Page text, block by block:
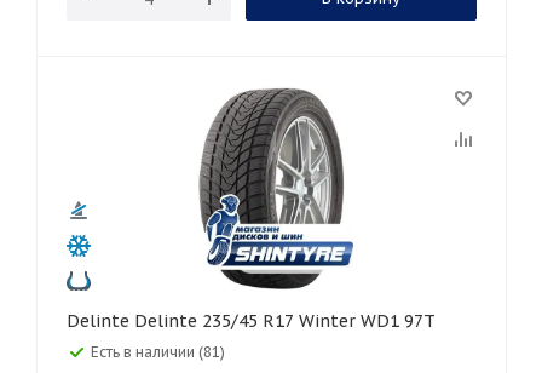
Delinte Delinte 235/45 R17 Winter WD1 97T
Есть в наличии (81)